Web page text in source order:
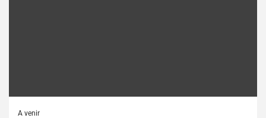
A venir